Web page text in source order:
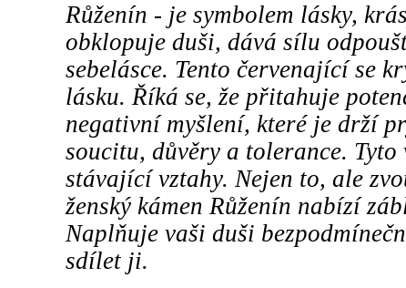
Růženín - je symbolem lásky,
obklopuje duši, dává sílu
sebelásce. Tento červenající se
lásku. Říká se, že přitahuje
negativní myšlení, které je drží
soucitu, důvěry a tolerance.
stávající vztahy. Nejen to, ale
ženský kámen Růženín nabízí
Naplňuje vaši duši
sdílet ji.